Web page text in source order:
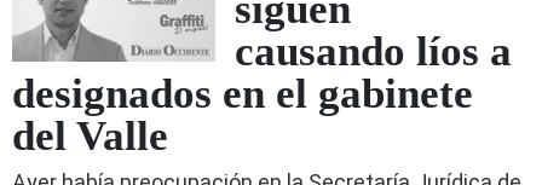
causando líos a
designados en el gabinete
del Valle